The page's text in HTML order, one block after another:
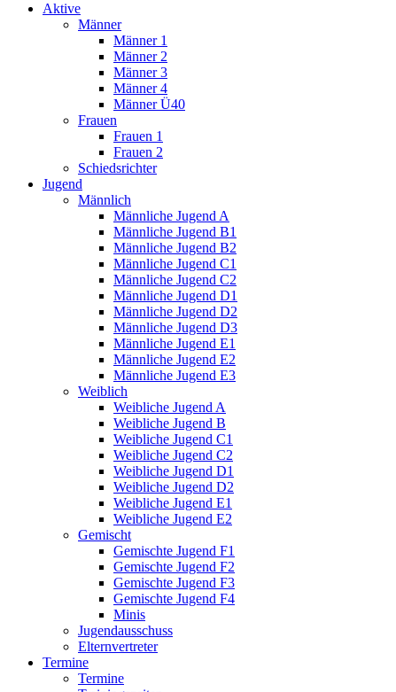
Aktive
Männer
Männer 1
Männer 2
Männer 3
Männer 4
Männer Ü40
Frauen
Frauen 1
Frauen 2
Schiedsrichter
Jugend
Männlich
Männliche Jugend A
Männliche Jugend B1
Männliche Jugend B2
Männliche Jugend C1
Männliche Jugend C2
Männliche Jugend D1
Männliche Jugend D2
Männliche Jugend D3
Männliche Jugend E1
Männliche Jugend E2
Männliche Jugend E3
Weiblich
Weibliche Jugend A
Weibliche Jugend B
Weibliche Jugend C1
Weibliche Jugend C2
Weibliche Jugend D1
Weibliche Jugend D2
Weibliche Jugend E1
Weibliche Jugend E2
Gemischt
Gemischte Jugend F1
Gemischte Jugend F2
Gemischte Jugend F3
Gemischte Jugend F4
Minis
Jugendausschuss
Elternvertreter
Termine
Termine